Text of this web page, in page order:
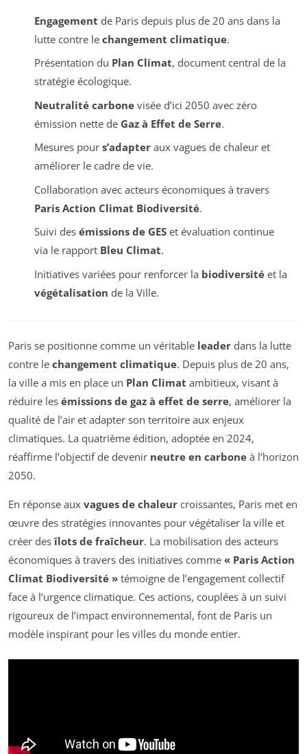
Engagement de Paris depuis plus de 20 ans dans la
lutte contre le changement climatique.
Présentation du Plan Climat, document central de la
stratégie écologique.
Neutralité carbonevisée d’ici 2050 avec zéro
émission nette de Gaz à Effet de Serre.
Mesures pour s’adapteraux vagues de chaleur et
améliorer le cadre de vie.
Collaboration avec acteurs économiques à travers
Paris Action Climat Biodiversité.
Suivi des émissions de GESet évaluation continue
via le rapport Bleu Climat.
Initiatives variées pour renforcer la biodiversitéet la
végétalisation de la Ville.
Paris se positionne comme un véritable leader dans la lutte
contre le changement climatique. Depuis plus de 20 ans,
la ville a mis en place un Plan Climat ambitieux, visant à
réduire les émissions de gaz à effet de serre, améliorer la
qualité de l’air et adapter son territoire aux enjeux
climatiques. La quatrième édition, adoptée en 2024,
réaffirme l’objectif de devenir neutre en carbone à l’horizon
2050.
En réponse aux vagues de chaleur croissantes, Paris met en
œuvre des stratégies innovantes pour végétaliser la ville et
créer desîlots de fraîcheur. La mobilisation des acteurs
économiques à travers des initiatives comme « Paris Action
Climat Biodiversité » témoigne de l’engagement collectif
face à l’urgence climatique. Ces actions, couplées à un suivi
rigoureux de l’impact environnemental, font de Paris un
modèle inspirant pour les villes du monde entier.